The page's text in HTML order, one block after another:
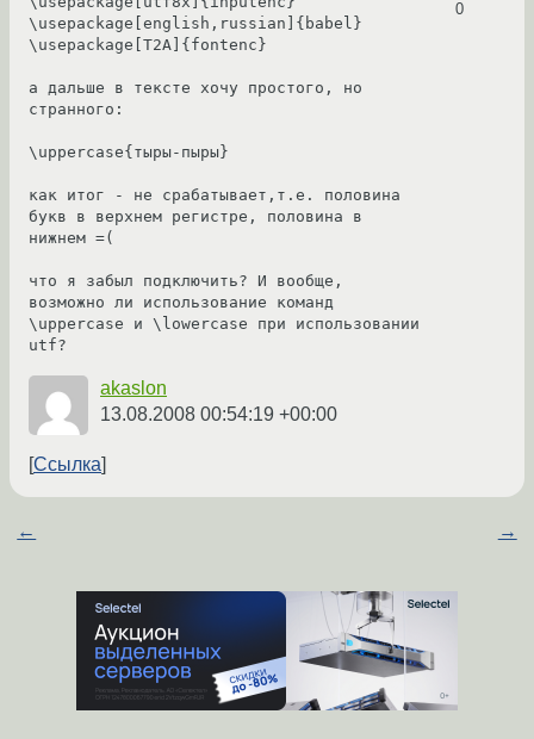
0
\usepackage[english,russian]{babel}
\usepackage[T2A]{fontenc}
а дальше в тексте хочу простого, но
странного:
\uppercase{тыры-пыры}
как итог - не срабатывает,т.е. половина
букв в верхнем регистре, половина в
нижнем =(
что я забыл подключить? И вообще,
возможно ли использование команд
\uppercase и \lowercase при использовании
utf?
akaslon
13.08.2008 00:54:19 +00:00
Ссылка
← →